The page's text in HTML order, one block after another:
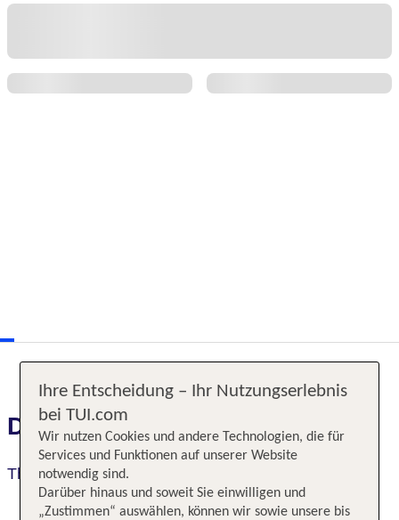
Das erwartet Sie
The Embassy Inn
Ihre Entscheidung – Ihr Nutzungserlebnis
bei TUI.com
Wir nutzen Cookies und andere Technologien, die für
Services und Funktionen auf unserer Website
notwendig sind.
Darüber hinaus und soweit Sie einwilligen und
„Zustimmen“ auswählen, können wir sowie unsere bis